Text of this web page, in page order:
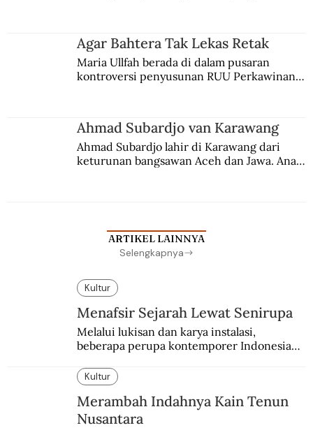
Agar Bahtera Tak Lekas Retak
Maria Ullfah berada di dalam pusaran
kontroversi penyusunan RUU Perkawinan.
Ahmad Subardjo van Karawang
Ahmad Subardjo lahir di Karawang dari
keturunan bangsawan Aceh dan Jawa. Anak
ARTIKEL LAINNYA
Selengkapnya
Kultur
Menafsir Sejarah Lewat Senirupa
Melalui lukisan dan karya instalasi,
beberapa perupa kontemporer Indonesia
Indonesia.
Kultur
Merambah Indahnya Kain Tenun
Nusantara